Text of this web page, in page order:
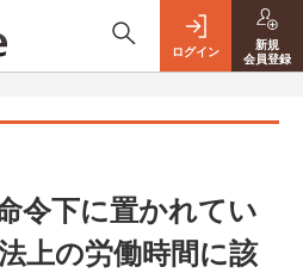
ログイン
新規
会員登録
令下に置かれてい
上の労働時間に該